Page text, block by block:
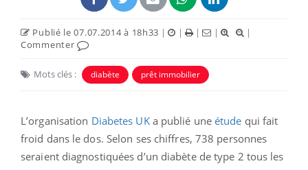
Publié le 07.07.2014 à 18h33 | | | |
|
Commenter
Mots clés : diabète prêt immobilier
L’organisation Diabetes UKa publié uneétude qui fait
froid dans le dos. Selon ses chiffres, 738 personnes
seraient diagnostiquées d’un diabète de type 2 tous les